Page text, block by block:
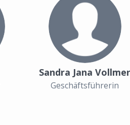
Sandra Jana Vollmer
Geschäftsführerin